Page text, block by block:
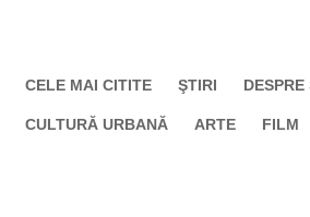
CELE MAI CITITE ŞTIRI DESPRE
CULTURĂ URBANĂ ARTE FILM